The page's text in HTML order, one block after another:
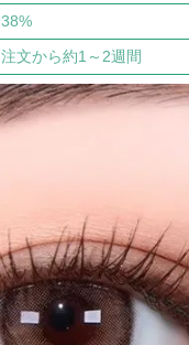
38%
注文から約1～2週間